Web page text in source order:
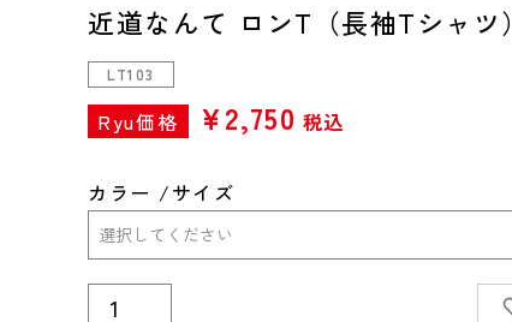
近道なんて ロンT（長袖Tシャツ）
LT103
Ryu価格 ¥2,750 税込
カラー サイズ